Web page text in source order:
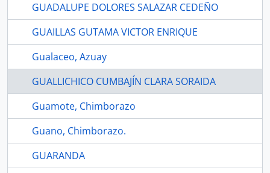
GUADALUPE DOLORES SALAZAR CEDEÑO
GUAILLAS GUTAMA VICTOR ENRIQUE
Gualaceo, Azuay
GUALLICHICO CUMBAJÍN CLARA SORAIDA
Guamote, Chimborazo
Guano, Chimborazo.
GUARANDA